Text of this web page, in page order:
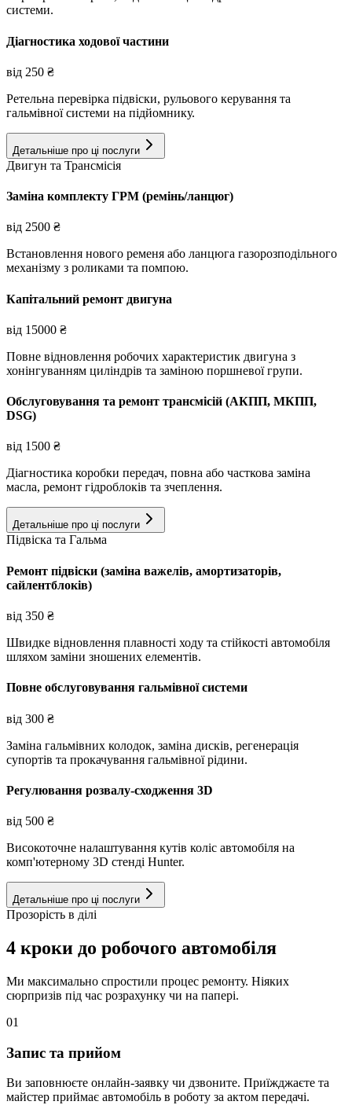
системи.
Діагностика ходової частини
від 250 ₴
Ретельна перевірка підвіски, рульового керування та
гальмівної системи на підйомнику.
Детальніше про ці послуги
Двигун та Трансмісія
Заміна комплекту ГРМ (ремінь/ланцюг)
від 2500 ₴
Встановлення нового ременя або ланцюга газорозподільного
механізму з роликами та помпою.
Капітальний ремонт двигуна
від 15000 ₴
Повне відновлення робочих характеристик двигуна з
хонінгуванням циліндрів та заміною поршневої групи.
Обслуговування та ремонт трансмісій (АКПП, МКПП,
DSG)
від 1500 ₴
Діагностика коробки передач, повна або часткова заміна
масла, ремонт гідроблоків та зчеплення.
Детальніше про ці послуги
Підвіска та Гальма
Ремонт підвіски (заміна важелів, амортизаторів,
сайлентблоків)
від 350 ₴
Швидке відновлення плавності ходу та стійкості автомобіля
шляхом заміни зношених елементів.
Повне обслуговування гальмівної системи
від 300 ₴
Заміна гальмівних колодок, заміна дисків, регенерація
супортів та прокачування гальмівної рідини.
Регулювання розвалу-сходження 3D
від 500 ₴
Високоточне налаштування кутів коліс автомобіля на
комп'ютерному 3D стенді Hunter.
Детальніше про ці послуги
Прозорість в ділі
4 кроки до робочого автомобіля
Ми максимально спростили процес ремонту. Ніяких
сюрпризів під час розрахунку чи на папері.
01
Запис та прийом
Ви заповнюєте онлайн-заявку чи дзвоните. Приїжджаєте та
майстер приймає автомобіль в роботу за актом передачі.